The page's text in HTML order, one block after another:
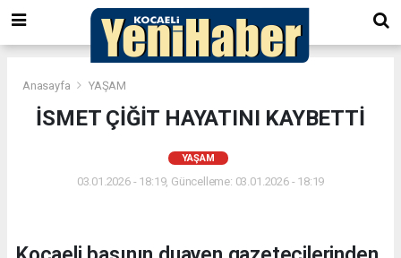
Anasayfa YAŞAM
İSMET ÇİĞİT HAYATINI KAYBETTİ
YAŞAM
03.01.2026 - 18:19, Güncelleme: 03.01.2026 - 18:19